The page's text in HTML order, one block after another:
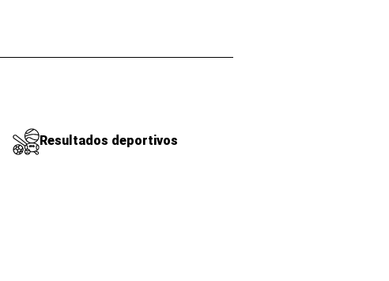
Resultados deportivos